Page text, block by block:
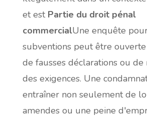
et est Partie du droit pénal
commercialUne enquête
subventions peut être
de fausses déclarations ou
des exigences. Une
entraîner non seulement de
amendes ou une peine